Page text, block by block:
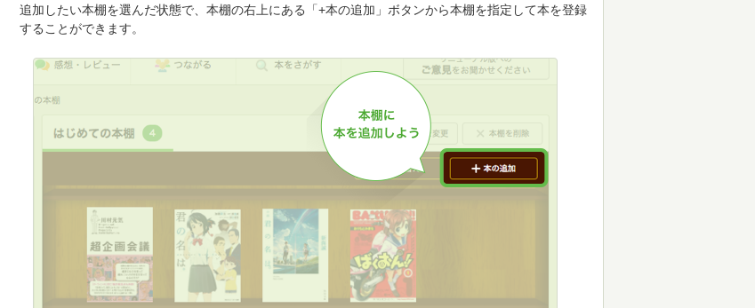
追加したい本棚を選んだ状態で、本棚の右上にある「+本の追加」ボタンから本棚を指定して本を登録
することができます。